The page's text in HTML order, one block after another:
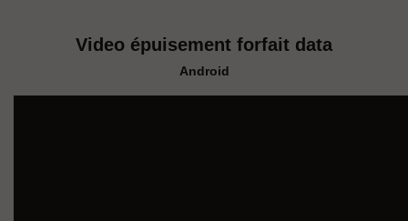
Video épuisement forfait data
Android